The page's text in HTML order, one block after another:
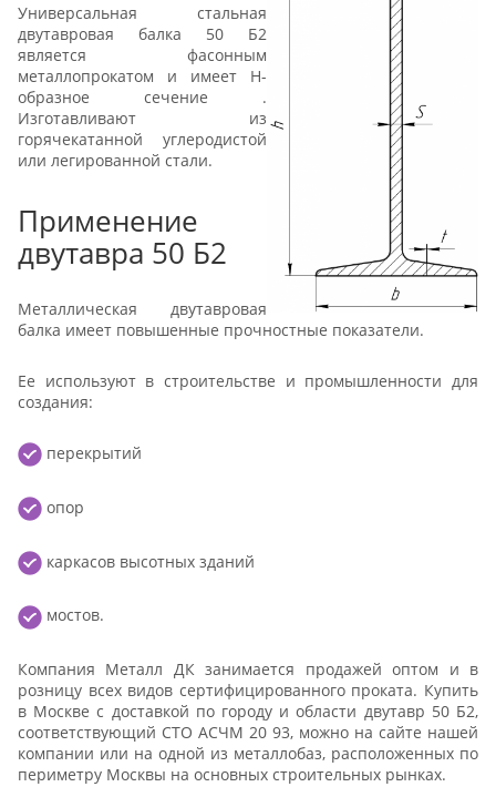
Универсальная стальная
двутавровая балка 50 Б2
является фасонным
металлопрокатом и имеет Н-
образное сечение .
Изготавливают из
горячекатанной углеродистой
или легированной стали.
Применение
двутавра 50 Б2
Металлическая двутавровая
балка имеет повышенные прочностные показатели.
Ее используют в строительстве и промышленности для
создания:
перекрытий
опор
каркасов высотных зданий
мостов.
Компания Металл ДК занимается продажей оптом и в
розницу всех видов сертифицированного проката. Купить
в Москве с доставкой по городу и области двутавр 50 Б2,
соответствующий СТО АСЧМ 20 93, можно на сайте нашей
компании или на одной из металлобаз, расположенных по
периметру Москвы на основных строительных рынках.